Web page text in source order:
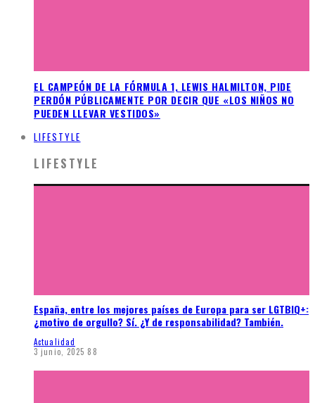
EL CAMPEÓN DE LA FÓRMULA 1, LEWIS HALMILTON, PIDE
PERDÓN PÚBLICAMENTE POR DECIR QUE «LOS NIÑOS NO
PUEDEN LLEVAR VESTIDOS»
LIFESTYLE
LIFESTYLE
España, entre los mejores países de Europa para ser LGTBIQ+:
¿motivo de orgullo? Sí. ¿Y de responsabilidad? También.
Actualidad
3 junio, 2025 88